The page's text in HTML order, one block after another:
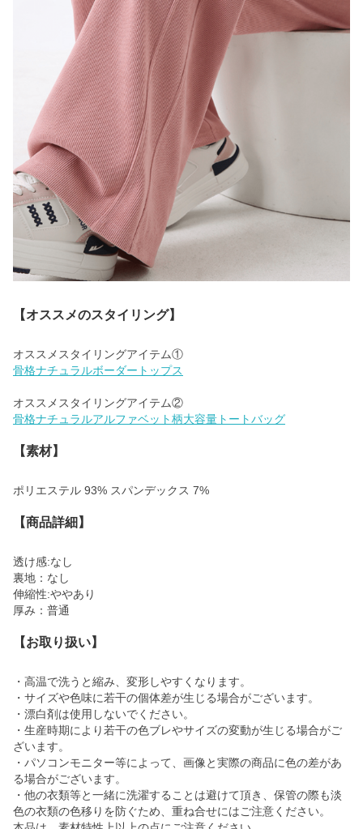
【オススメのスタイリング】
骨格ナチュラルボーダートップス
骨格ナチュラルアルファベット柄大容量トートバッグ
【素材】
ポリエステル 93% スパンデックス 7%
【商品詳細】
透け感:なし
裏地：なし
伸縮性:ややあり
厚み：普通
【お取り扱い】
・高温で洗うと縮み、変形しやすくなります。
・サイズや色味に若干の個体差が生じる場合がございます。
・漂白剤は使用しないでください。
・生産時期により若干の色ブレやサイズの変動が生じる場合がご
ざいます。
・パソコンモニター等によって、画像と実際の商品に色の差があ
る場合がございます。
・他の衣類等と一緒に洗濯することは避けて頂き、保管の際も淡
色の衣類の色移りを防ぐため、重ね合せにはご注意ください。